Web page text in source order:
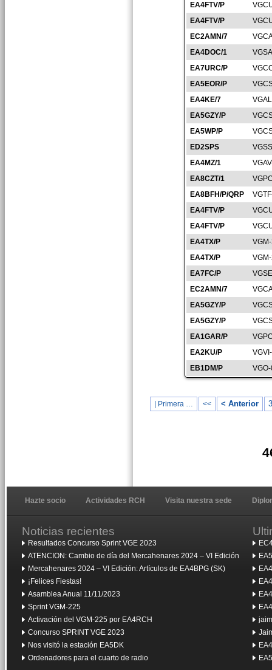
EA4FTV/P
EA4FTV/P
EC2AMN/7
EA4DOC/1
EA7URC/P
EA5EOR/P
EA4KE/7
EA5GZY/P
EA5WP/P
ED2SPS
EA4MZ/1
EA8CZT/1
EA8BFH/P/QRP
EA4FTV/P
EA4FTV/P
EA4TX/P
EA4TX/P
EA7FC/P
EC2AMN/7
EA5GZY/P
EA5GZY/P
EA1GAR/P
EA2KU/P
EB1DM/P
| Primera … << < Anterior
Hazte socio Actividades RCH Visita nuestra sede
Noticias recientes
Resultados Concurso Sprint VGE 2023
ATENCION: Cambio de día del Mercahenares 2024 – VI Edición
Mercahenares 2024 – VI Edición: Artículos de EA4BPG (SK)
¡Felices Fiestas!
Asamblea Anual 11/11/2023
Sprint VGM-225
Activación del VGM-225 por EA4RCH
Concurso SPRINT VGE 2023
Nos visitó la estación EA5DK
Ordenadores para el cuarto de radio